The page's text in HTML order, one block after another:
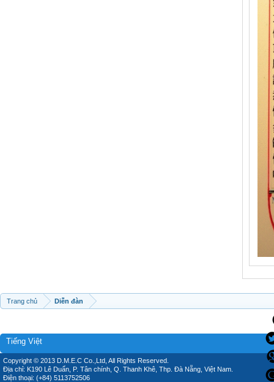
Trang chủ Diễn đàn
Tiếng Việt
Copyright © 2013 D.M.E.C Co.,Ltd, All Rights Reserved.
Địa chỉ: K190 Lê Duẩn, P. Tân chính, Q. Thanh Khê, Thp. Đà Nẵng, Việt Nam.
Điện thoại: (+84) 5113752506